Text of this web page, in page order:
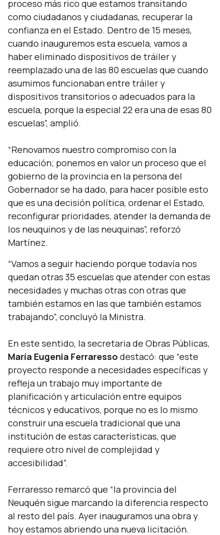
proceso más rico que estamos transitando
como ciudadanos y ciudadanas, recuperar la
confianza en el Estado. Dentro de 15 meses,
cuando inauguremos esta escuela, vamos a
haber eliminado dispositivos de tráiler y
reemplazado una de las 80 escuelas que cuando
asumimos funcionaban entre tráiler y
dispositivos transitorios o adecuados para la
escuela, porque la especial 22 era una de esas 80
escuelas”, amplió.
“Renovamos nuestro compromiso con la
educación; ponemos en valor un proceso que el
gobierno de la provincia en la persona del
Gobernador se ha dado, para hacer posible esto
que es una decisión política, ordenar el Estado,
reconfigurar prioridades, atender la demanda de
los neuquinos y de las neuquinas”, reforzó
Martínez.
“Vamos a seguir haciendo porque todavía nos
quedan otras 35 escuelas que atender con estas
necesidades y muchas otras con otras que
también estamos en las que también estamos
trabajando”, concluyó la Ministra.
En este sentido, la secretaria de Obras Públicas,
María Eugenia Ferraresso destacó: que “este
proyecto responde a necesidades específicas y
refleja un trabajo muy importante de
planificación y articulación entre equipos
técnicos y educativos, porque no es lo mismo
construir una escuela tradicional que una
institución de estas características, que
requiere otro nivel de complejidad y
accesibilidad”.
Ferraresso remarcó que “la provincia del
Neuquén sigue marcando la diferencia respecto
al resto del país. Ayer inauguramos una obra y
hoy estamos abriendo una nueva licitación.